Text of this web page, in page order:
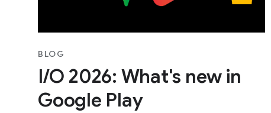
BLOG
I/O 2026: What's new in
Google Play